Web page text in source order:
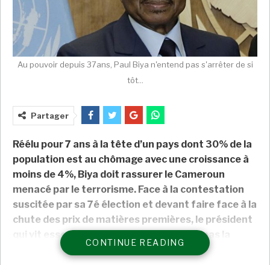
Au pouvoir depuis 37ans, Paul Biya n'entend pas s'arrêter de si
tôt...
Partager
Réélu pour 7 ans à la tête d’un pays dont 30% de la
population est au chômage avec une croissance à
moins de 4%, Biya doit rassurer le Cameroun
menacé par le terrorisme. Face à la contestation
suscitée par sa 7é élection et devant faire face à la
chute des prix de matières premières, le président
qui vit essentiellement à Genève n’aura pas la
tâche facile.
CONTINUE READING